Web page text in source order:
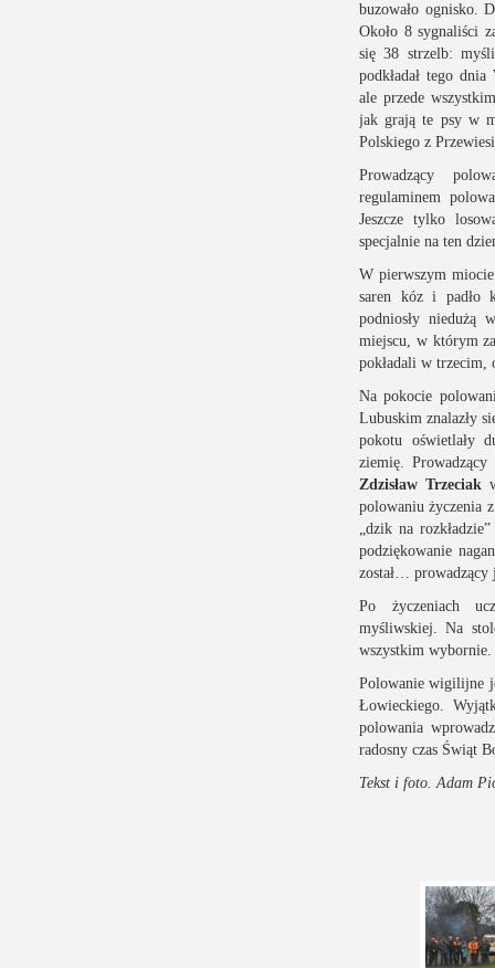
buzowało ognisko.
Około 8 sygnaliści
się 38 strzelb:
podkładał tego dnia
ale przede
jak grają te psy w
Polskiego z
Prowadzący
regulaminem
Jeszcze tylko
specjalnie na ten
W pierwszym
saren kóz i padło
podniosły niedużą
miejscu, w którym
pokładali w trzecim,
Na pokocie
Lubuskim znalazły
pokotu oświetlały
ziemię.
Zdzisław Trzeciak
polowaniu życzenia
„dzik na
podziękowanie
został…
Po życzeniach
myśliwskiej. Na
wszystkim wybornie.
Polowanie wigilijne
Łowieckiego.
polowania
radosny czas Świąt
Tekst i foto. Adam